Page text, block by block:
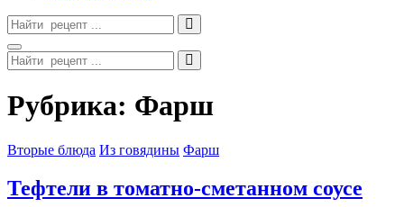
Search
for:
Search
Search
for:
Site
Overlay
Рубрика: Фарш
Categories
Вторые блюда Из говядины Фарш
Тефтели в томатно-сметанном соусе